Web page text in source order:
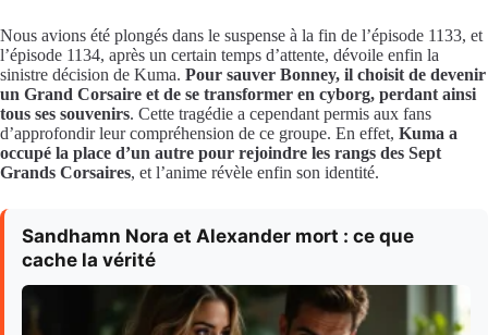
Nous avions été plongés dans le suspense à la fin de l’épisode 1133, et
l’épisode 1134, après un certain temps d’attente, dévoile enfin la
sinistre décision de Kuma. Pour sauver Bonney, il choisit de devenir
un Grand Corsaire et de se transformer en cyborg, perdant ainsi
tous ses souvenirs. Cette tragédie a cependant permis aux fans
d’approfondir leur compréhension de ce groupe. En effet, Kuma a
occupé la place d’un autre pour rejoindre les rangs des Sept
Grands Corsaires, et l’anime révèle enfin son identité.
Sandhamn Nora et Alexander mort : ce que
cache la vérité